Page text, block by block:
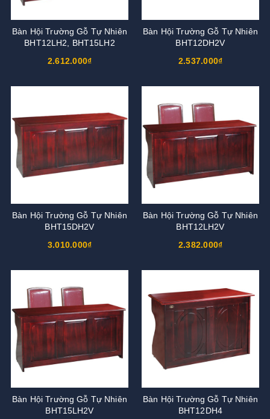
Bàn Hội Trường Gỗ Tự Nhiên
BHT12LH2, BHT15LH2
2.612.000₫
Bàn Hội Trường Gỗ Tự Nhiên
BHT12DH2V
2.537.000₫
Bàn Hội Trường Gỗ Tự Nhiên
BHT15DH2V
3.010.000₫
Bàn Hội Trường Gỗ Tự Nhiên
BHT12LH2V
2.382.000₫
Bàn Hội Trường Gỗ Tự Nhiên
BHT15LH2V
Bàn Hội Trường Gỗ Tự Nhiên
BHT12DH4